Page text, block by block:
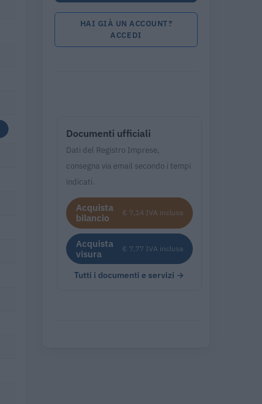
HAI GIÀ UN ACCOUNT?
ACCEDI
Documenti ufficiali
Dati del Registro Imprese,
consegna via email secondo i tempi
indicati.
Acquista
bilancio
€ 7,14 IVA inclusa
Acquista
visura
€ 7,77 IVA inclusa
Tutti i documenti e servizi →